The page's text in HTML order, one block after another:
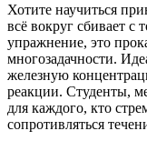
Хотите научиться
всё вокруг сбивает с
упражнение, это
многозадачности.
железную
реакции. Студенты,
для каждого, кто
сопротивляться